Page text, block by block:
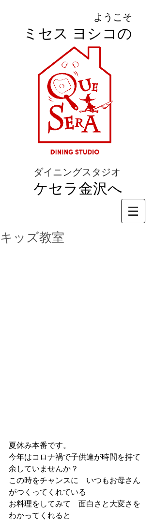
ようこそ
ミセス ヨシコの
ダイニングスタジオ
ケセラ金沢へ
キッズ教室
夏休み本番です。
今年はコロナ禍で子供達が時間を持て
余していませんか？
この時をチャンスに　いつもお母さん
がつくってくれている
お料理をしてみて　面白さと大変さを
わかってくれると